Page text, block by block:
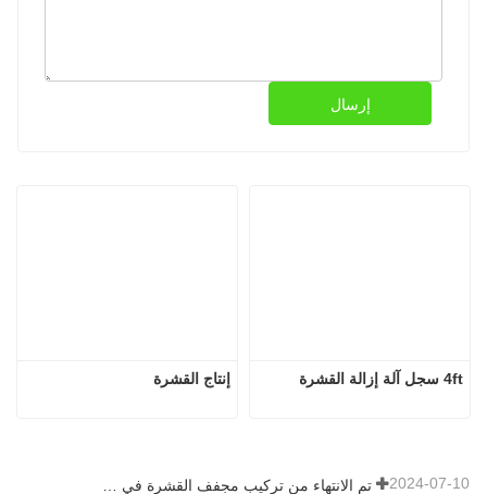
إرسال
إنتاج القشرة 4ft سجل آلة إزالة القشرة
2024-07-10